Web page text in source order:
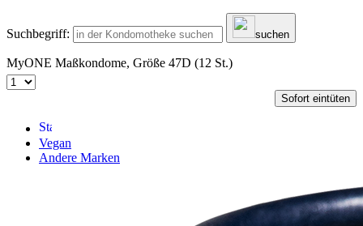
Suchbegriff: suchen
MyONE Maßkondome, Größe 47D (12 St.)
Sofort eintüten
Vegan
Andere Marken